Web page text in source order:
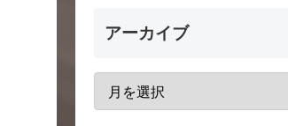
アーカイブ